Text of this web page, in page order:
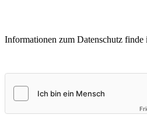
Informationen zum Datenschutz finde